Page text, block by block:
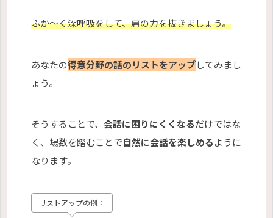
ふか～く深呼吸をして、肩の力を抜きましょう。
あなたの得意分野の話のリストをアップしてみまし
ょう。
そうすることで、 会話に困りにくくなるだけではな
く、場数を踏むことで自然に会話を楽しめるように
なります。
リストアップの例：